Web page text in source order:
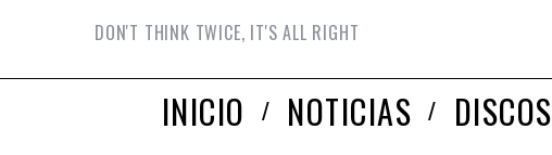
DON'T THINK TWICE, IT'S ALL RIGHT
INICIO NOTICIAS DISCOS